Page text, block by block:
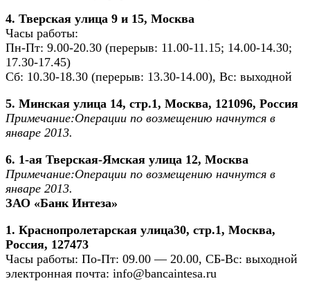
4. Тверская улица 9 и 15, Москва
Часы работы:
Пн-Пт: 9.00-20.30 (перерыв: 11.00-11.15; 14.00-14.30;
17.30-17.45)
Сб: 10.30-18.30 (перерыв: 13.30-14.00), Вс: выходной
5. Минская улица 14, стр.1, Москва, 121096, Россия
Примечание:Операции по возмещению начнутся в
январе 2013.
6. 1-ая Тверская-Ямская улица 12, Москва
Примечание:Операции по возмещению начнутся в
январе 2013.
ЗАО «Банк Интеза»
1. Краснопролетарская улица30, стр.1, Москва,
Россия, 127473
Часы работы: По-Пт: 09.00 — 20.00, СБ-Вс: выходной
электронная почта: info@bancaintesa.ru